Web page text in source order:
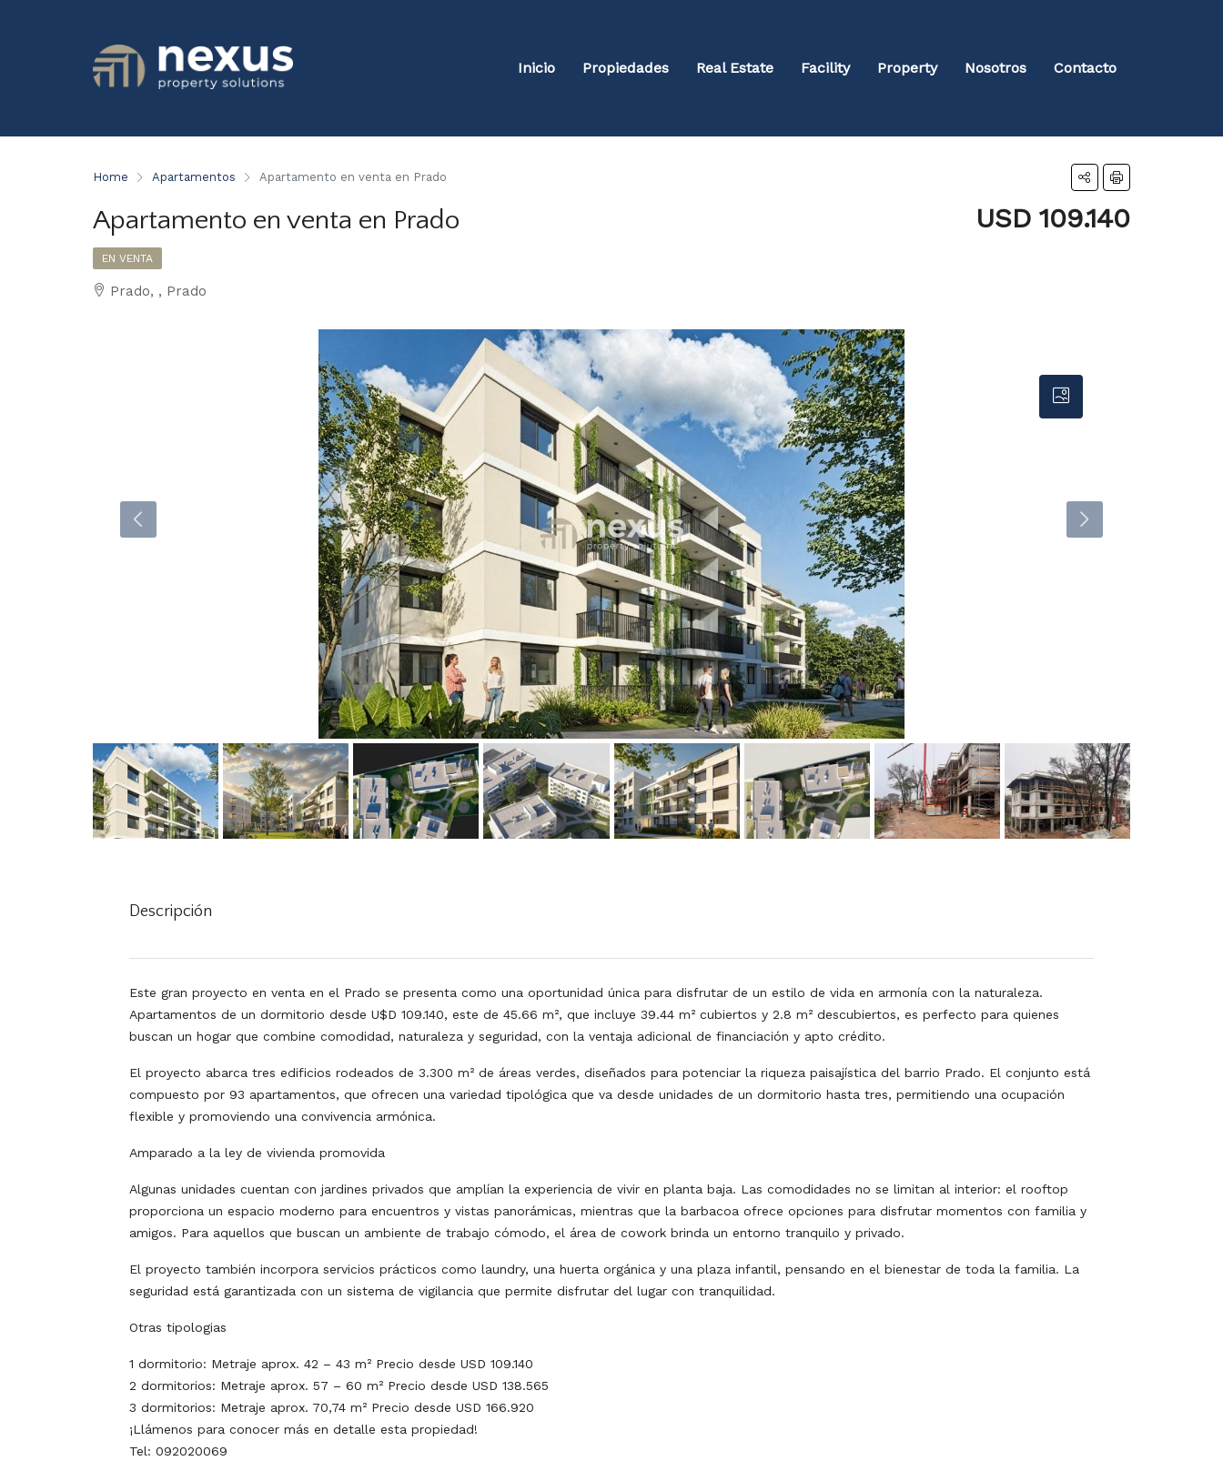
Inicio Propiedades Real Estate Facility Property Nosotros Contacto
Home Apartamentos Apartamento en venta en Prado
Apartamento en venta en Prado USD 109.140
EN VENTA
Prado, , Prado
Descripción
Este gran proyecto en venta en el Prado se presenta como una oportunidad única para disfrutar de un estilo de vida en armonía con la naturaleza.
Apartamentos de un dormitorio desde U$D 109.140, este de 45.66 m², que incluye 39.44 m² cubiertos y 2.8 m² descubiertos, es perfecto para quienes
buscan un hogar que combine comodidad, naturaleza y seguridad, con la ventaja adicional de financiación y apto crédito.
El proyecto abarca tres edificios rodeados de 3.300 m² de áreas verdes, diseñados para potenciar la riqueza paisajística del barrio Prado. El conjunto está
compuesto por 93 apartamentos, que ofrecen una variedad tipológica que va desde unidades de un dormitorio hasta tres, permitiendo una ocupación
flexible y promoviendo una convivencia armónica.
Amparado a la ley de vivienda promovida
Algunas unidades cuentan con jardines privados que amplían la experiencia de vivir en planta baja. Las comodidades no se limitan al interior: el rooftop
proporciona un espacio moderno para encuentros y vistas panorámicas, mientras que la barbacoa ofrece opciones para disfrutar momentos con familia y
amigos. Para aquellos que buscan un ambiente de trabajo cómodo, el área de cowork brinda un entorno tranquilo y privado.
El proyecto también incorpora servicios prácticos como laundry, una huerta orgánica y una plaza infantil, pensando en el bienestar de toda la familia. La
seguridad está garantizada con un sistema de vigilancia que permite disfrutar del lugar con tranquilidad.
Otras tipologias
1 dormitorio: Metraje aprox. 42 – 43 m² Precio desde USD 109.140
2 dormitorios: Metraje aprox. 57 – 60 m² Precio desde USD 138.565
3 dormitorios: Metraje aprox. 70,74 m² Precio desde USD 166.920
¡Llámenos para conocer más en detalle esta propiedad!
Tel: 092020069